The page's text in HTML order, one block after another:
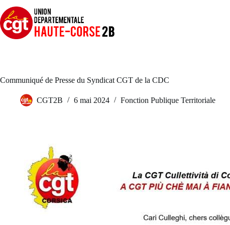
au
contenu
Communiqué de Presse du Syndicat CGT de la CDC
CGT2B 6 mai 2024 Fonction Publique Territoriale